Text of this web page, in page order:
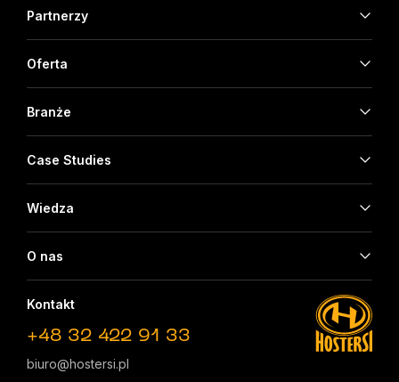
Partnerzy
Oferta
Branże
Case Studies
Wiedza
O nas
Kontakt
+48 32 422 91 33
biuro@hostersi.pl